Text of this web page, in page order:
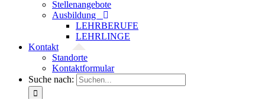
Stellenangebote
Ausbildung
LEHRBERUFE
LEHRLINGE
Kontakt
Standorte
Kontaktformular
Suche nach: